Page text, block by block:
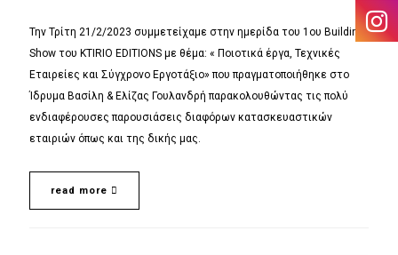
Την Τρίτη 21/2/2023 συμμετείχαμε στην ημερίδα του 1ου Building
Show του KTIRIO EDITIONS με θέμα: « Ποιοτικά έργα, Τεχνικές
Εταιρείες και Σύγχρονο Εργοτάξιο» που πραγματοποιήθηκε στο
Ίδρυμα Βασίλη & Ελίζας Γουλανδρή παρακολουθώντας τις πολύ
ενδιαφέρουσες παρουσιάσεις διαφόρων κατασκευαστικών
εταιριών όπως και της δικής μας.
read more